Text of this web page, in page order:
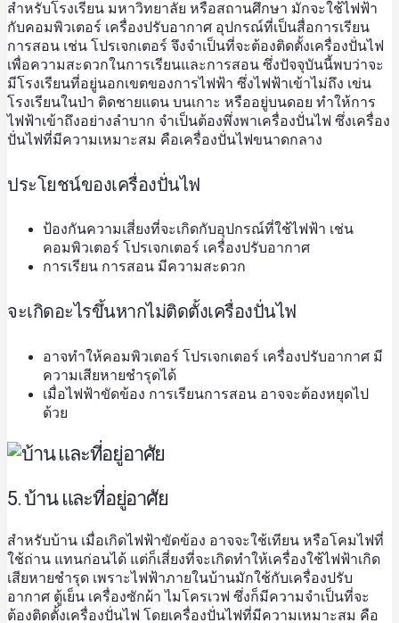
สำหรับโรงเรียน มหาวิทยาลัย หรือสถานศึกษา มักจะใช้ไฟฟ้า
กับคอมพิวเตอร์ เครื่องปรับอากาศ อุปกรณ์ที่เป็นสื่อการเรียน
การสอน เช่น โปรเจกเตอร์ จึงจำเป็นที่จะต้องติดตั้งเครื่องปั่นไฟ
เพื่อความสะดวกในการเรียนและการสอน ซึ่งปัจจุบันนี้พบว่าจะ
มีโรงเรียนที่อยู่นอกเขตของการไฟฟ้า ซึ่งไฟฟ้าเข้าไม่ถึง เข่น
โรงเรียนในป่า ติดชายแดน บนเกาะ หรืออยู่บนดอย ทำให้การ
ไฟฟ้าเข้าถึงอย่างลำบาก จำเป็นต้องพึ่งพาเครื่องปั่นไฟ ซึ่งเครื่อง
ปั่นไฟที่มีความเหมาะสม คือเครื่องปั่นไฟขนาดกลาง
ประโยชน์ของเครื่องปั่นไฟ
ป้องกันความเสี่ยงที่จะเกิดกับอุปกรณ์ที่ใช้ไฟฟ้า เช่น
คอมพิวเตอร์ โปรเจกเตอร์ เครื่องปรับอากาศ
การเรียน การสอน มีความสะดวก
จะเกิดอะไรขึ้นหากไม่ติดตั้งเครื่องปั่นไฟ
อาจทำให้คอมพิวเตอร์ โปรเจกเตอร์ เครื่องปรับอากาศ มี
ความเสียหายชำรุดได้
เมื่อไฟฟ้าขัดข้อง การเรียนการสอน อาจจะต้องหยุดไป
ด้วย
5. บ้าน และที่อยู่อาศัย
สำหรับบ้าน เมื่อเกิดไฟฟ้าขัดข้อง อาจจะใช้เทียน หรือโคมไฟที่
ใช้ถ่าน แทนก่อนได้ แต่ก็เสี่ยงที่จะเกิดทำให้เครื่องใช้ไฟฟ้าเกิด
เสียหายชำรุด เพราะไฟฟ้าภายในบ้านมักใช้กับเครื่องปรับ
อากาศ ตู้เย็น เครื่องซักผ้า ไมโครเวฟ ซึ่งก็มีความจำเป็นที่จะ
ต้องติดตั้งเครื่องปั่นไฟ โดยเครื่องปั่นไฟที่มีความเหมาะสม คือ